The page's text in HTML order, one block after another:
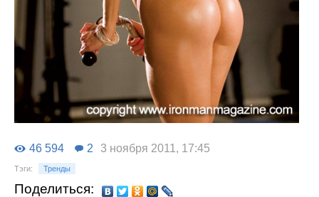
46 594 2 3 ноября 2011, 17:45
Тэги: Тренды
Поделиться: